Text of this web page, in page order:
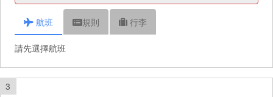
航班 規則 行李
請先選擇航班
3